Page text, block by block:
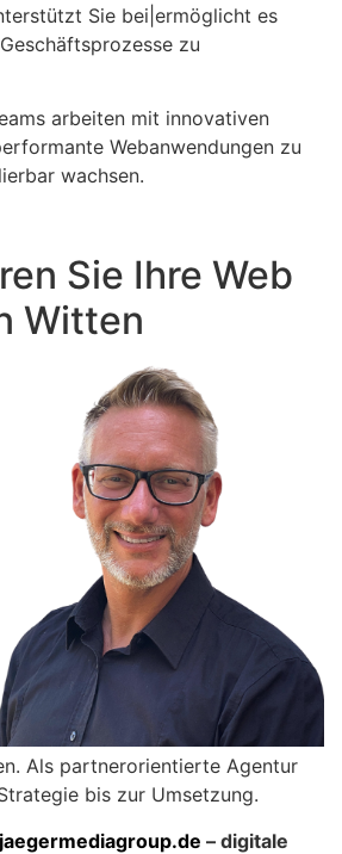
Sie bei|ermöglicht es
zu
arbeiten mit innovativen
Webanwendungen zu
wachsen.
Sie Ihre Web
Witten
Als partnerorientierte Agentur
bis zur Umsetzung.
jaegermediagroup.de – digitale